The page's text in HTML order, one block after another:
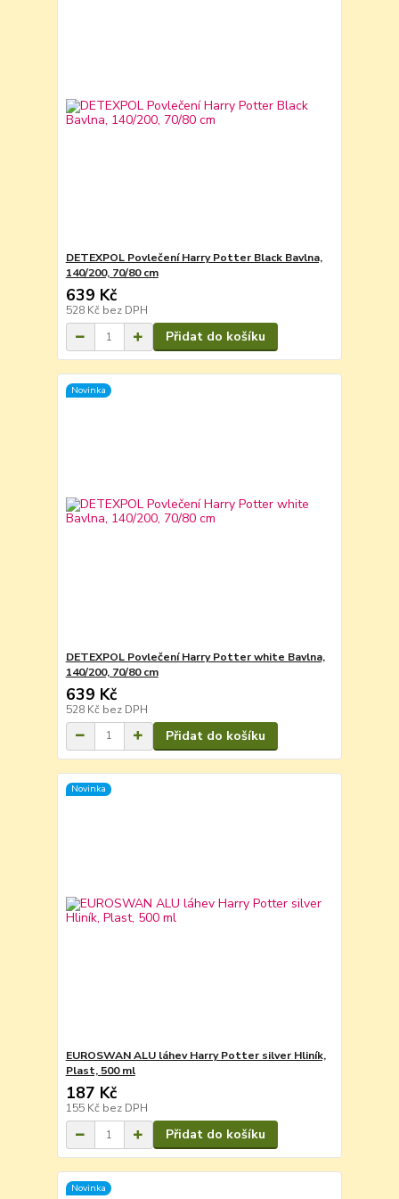
DETEXPOL Povlečení Harry Potter Black Bavlna,
140/200, 70/80 cm
639 Kč
528 Kč bez DPH
Přidat do košíku
Novinka
DETEXPOL Povlečení Harry Potter white Bavlna,
140/200, 70/80 cm
639 Kč
528 Kč bez DPH
Přidat do košíku
Novinka
EUROSWAN ALU láhev Harry Potter silver Hliník,
Plast, 500 ml
187 Kč
155 Kč bez DPH
Přidat do košíku
Novinka